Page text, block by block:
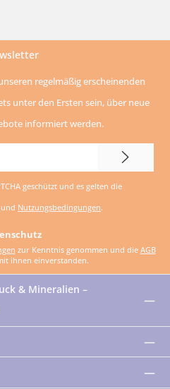
regelmäßig erscheinenden
unter den Ersten sein, über neue
informiert werden.
geschützt und es gelten die
und Nutzungsbedingungen.
zur Kenntnis genommen und die AGB
ihnen einverstanden.
& Mineralien –